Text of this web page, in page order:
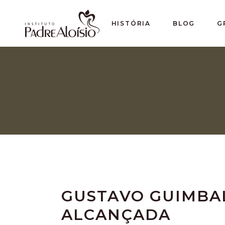
HISTÓRIA BLOG
GUSTAVO
ALCANÇADA